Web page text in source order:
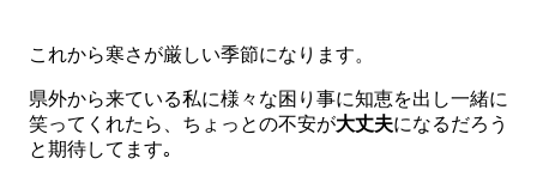
これから寒さが厳しい季節になります。
県外から来ている私に様々な困り事に知恵を出し一緒に
笑ってくれたら、ちょっとの不安が大丈夫になるだろう
と期待してます｡